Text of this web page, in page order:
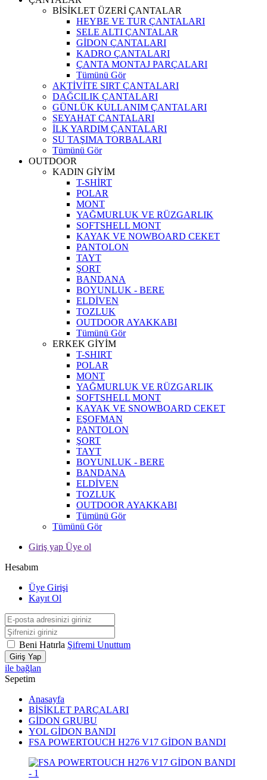
BİSİKLET ÜZERİ ÇANTALAR
HEYBE VE TUR ÇANTALARI
SELE ALTI ÇANTALAR
GİDON ÇANTALARI
KADRO ÇANTALARI
ÇANTA MONTAJ PARÇALARI
Tümünü Gör
AKTİVİTE SIRT ÇANTALARI
DAĞCILIK ÇANTALARI
GÜNLÜK KULLANIM ÇANTALARI
SEYAHAT ÇANTALARI
İLK YARDIM ÇANTALARI
SU TAŞIMA TORBALARI
Tümünü Gör
OUTDOOR
KADIN GİYİM
T-SHİRT
POLAR
MONT
YAĞMURLUK VE RÜZGARLIK
SOFTSHELL MONT
KAYAK VE NOWBOARD CEKET
PANTOLON
TAYT
ŞORT
BANDANA
BOYUNLUK - BERE
ELDİVEN
TOZLUK
OUTDOOR AYAKKABI
Tümünü Gör
ERKEK GİYİM
T-SHIRT
POLAR
MONT
YAĞMURLUK VE RÜZGARLIK
SOFTSHELL MONT
KAYAK VE SNOWBOARD CEKET
EŞOFMAN
PANTOLON
ŞORT
TAYT
BOYUNLUK - BERE
BANDANA
ELDİVEN
TOZLUK
OUTDOOR AYAKKABI
Tümünü Gör
Tümünü Gör
Giriş yap Üye ol
Hesabım
Üye Girişi
Kayıt Ol
Beni Hatırla Şifremi Unuttum
Giriş Yap
ile bağlan
Sepetim
Anasayfa
BİSİKLET PARÇALARI
GİDON GRUBU
YOL GİDON BANDI
FSA POWERTOUCH H276 V17 GİDON BANDI